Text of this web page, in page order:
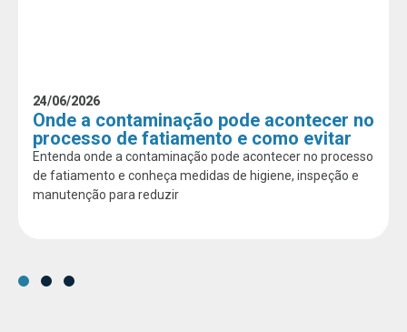
24/06/2026
Onde a contaminação pode acontecer no
processo de fatiamento e como evitar
Entenda onde a contaminação pode acontecer no processo
de fatiamento e conheça medidas de higiene, inspeção e
manutenção para reduzir